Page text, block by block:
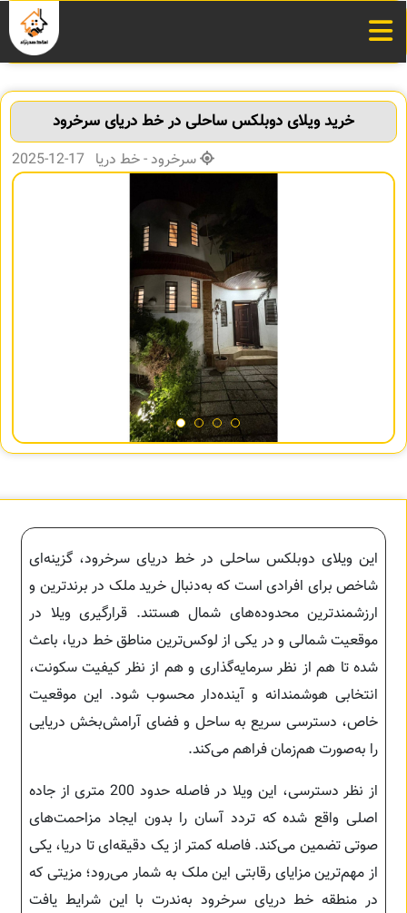
خرید ویلای دوبلکس ساحلی در خط دریای سرخرود
سرخرود - خط دریا 17-12-2025
این ویلای دوبلکس ساحلی در خط دریای سرخرود، گزینه‌ای
شاخص برای افرادی است که به‌دنبال خرید ملک در برندترین و
ارزشمندترین محدوده‌های شمال هستند. قرارگیری ویلا در
موقعیت شمالی و در یکی از لوکس‌ترین مناطق خط دریا، باعث
شده تا هم از نظر سرمایه‌گذاری و هم از نظر کیفیت سکونت،
انتخابی هوشمندانه و آینده‌دار محسوب شود. این موقعیت
خاص، دسترسی سریع به ساحل و فضای آرامش‌بخش دریایی
را به‌صورت هم‌زمان فراهم می‌کند.
از نظر دسترسی، این ویلا در فاصله حدود 200 متری از جاده
اصلی واقع شده که تردد آسان را بدون ایجاد مزاحمت‌های
صوتی تضمین می‌کند. فاصله کمتر از یک دقیقه‌ای تا دریا، یکی
از مهم‌ترین مزایای رقابتی این ملک به شمار می‌رود؛ مزیتی که
در منطقه خط دریای سرخرود به‌ندرت با این شرایط یافت